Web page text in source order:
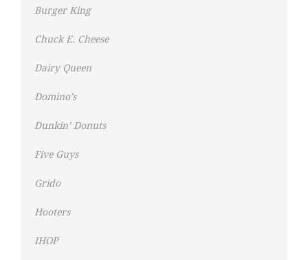
Burger King
Chuck E. Cheese
Dairy Queen
Domino’s
Dunkin’ Donuts
Five Guys
Grido
Hooters
IHOP